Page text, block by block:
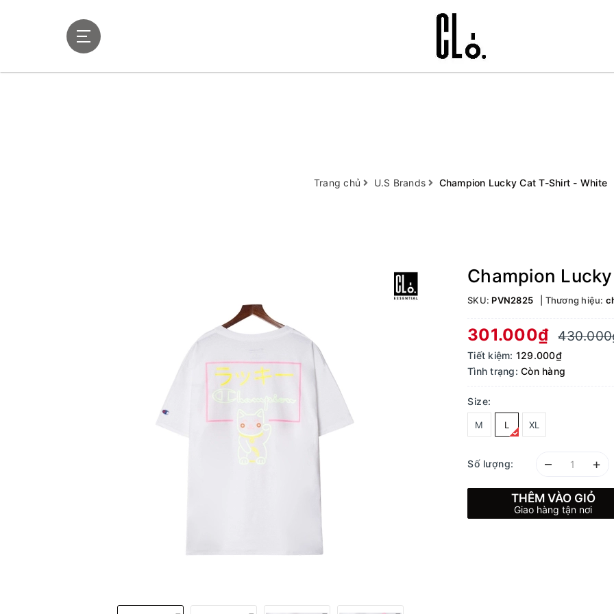
Trang chủ U.S Brands Champion Lucky Cat T-Shirt - White
Champion
SKU: PVN2825 Thương hiệu:
301.000₫
Tiết kiệm: 129.000₫
Tình trạng: Còn hàng
Size:
M L XL
Số lượng: – +
THÊM VÀO GIỎ
Giao hàng tận nơi